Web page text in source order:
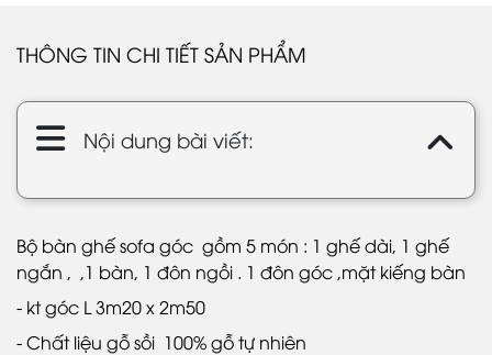
THÔNG TIN CHI TIẾT SẢN PHẨM
Nội dung bài viết:
Bộ bàn ghế sofa góc gồm 5 món : 1 ghế dài, 1 ghế
ngắn , ,1 bàn, 1 đôn ngồi . 1 đôn góc ,mặt kiếng bàn
- kt góc L 3m20 x 2m50
- Chất liệu gỗ sồi 100% gỗ tự nhiên